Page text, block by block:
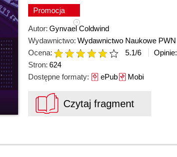
Promocja
Autor: Gynvael Coldwind
Wydawnictwo: Wydawnictwo Naukowe PWN
Ocena:
5.1/6 Opinie:
Stron: 624
Dostępne formaty: ePubMobi
Czytaj fragment